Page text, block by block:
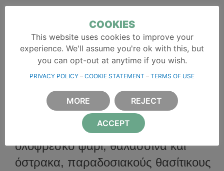
εδώ, όπου η γεύση
συναντά τον μύθο!
Καλώς ήλθατε στο χώρο της γεύσης!
παραδοσιακή ταβέρνα-ουζερί
, μπορείτε να απολαύσετε
ολόφρεσκο ψάρι, θαλασσινά και
όστρακα, παραδοσιακούς θασίτικους
COOKIES
This website uses cookies to improve your
experience. We'll assume you're ok with this, but
you can opt-out at anytime if you wish.
PRIVACY POLICY – COOKIE STATEMENT – TERMS OF USE
MORE REJECT
ACCEPT